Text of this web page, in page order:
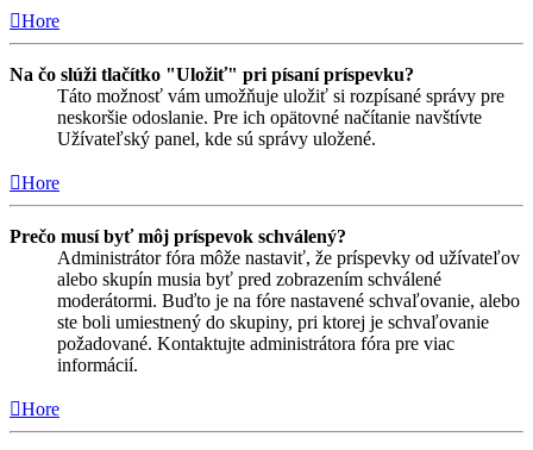
Hore
Na čo slúži tlačítko "Uložiť" pri písaní príspevku?
Táto možnosť vám umožňuje uložiť si rozpísané správy pre
neskoršie odoslanie. Pre ich opätovné načítanie navštívte
Užívateľský panel, kde sú správy uložené.
Hore
Prečo musí byť môj príspevok schválený?
Administrátor fóra môže nastaviť, že príspevky od užívateľov
alebo skupín musia byť pred zobrazením schválené
moderátormi. Buďto je na fóre nastavené schvaľovanie, alebo
ste boli umiestnený do skupiny, pri ktorej je schvaľovanie
požadované. Kontaktujte administrátora fóra pre viac
informácií.
Hore